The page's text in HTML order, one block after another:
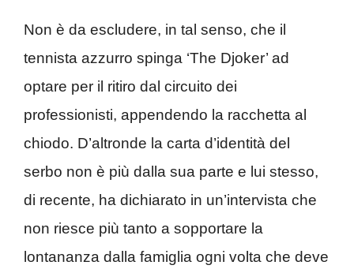
Non è da escludere, in tal senso, che il
tennista azzurro spinga ‘The Djoker’ ad
optare per il ritiro dal circuito dei
professionisti, appendendo la racchetta al
chiodo. D’altronde la carta d’identità del
serbo non è più dalla sua parte e lui stesso,
di recente, ha dichiarato in un’intervista che
non riesce più tanto a sopportare la
lontananza dalla famiglia ogni volta che deve